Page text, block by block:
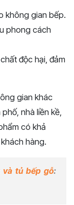
không gian bếp.
phong cách
độc hại, đảm
gian khác
nhà liền kề,
có khả
hàng.
và tủ bếp gỗ: